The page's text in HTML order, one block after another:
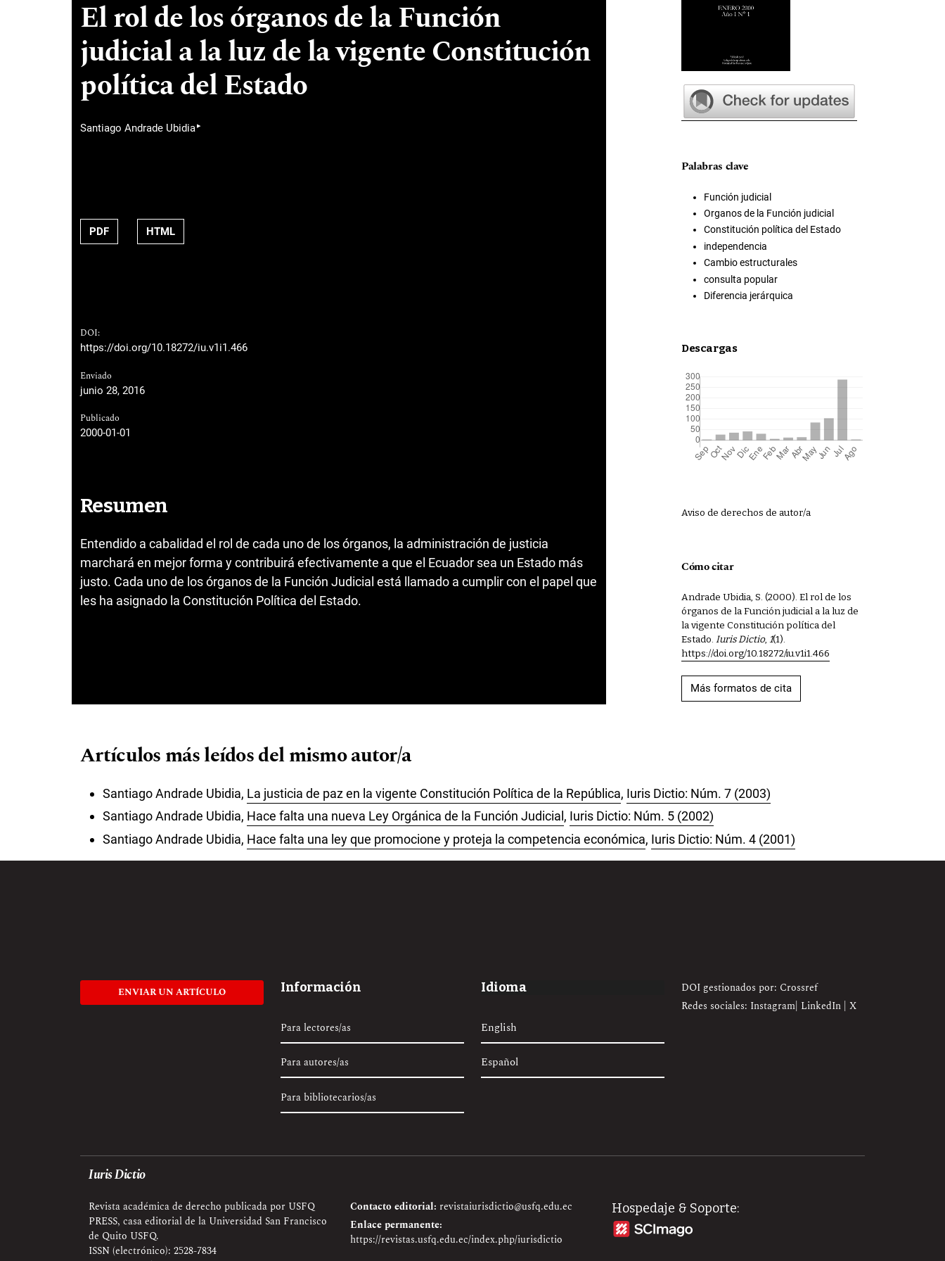
El rol de los órganos de la Función
judicial a la luz de la vigente Constitución
política del Estado
Santiago Andrade Ubidia▸
PDF HTML
DOI:
https://doi.org/10.18272/iu.v1i1.466
Enviado
junio 28, 2016
Publicado
2000-01-01
Resumen
Entendido a cabalidad el rol de cada uno de los órganos, la administración de justicia
marchará en mejor forma y contribuirá efectivamente a que el Ecuador sea un Estado más
justo. Cada uno de los órganos de la Función Judicial está llamado a cumplir con el papel que
les ha asignado la Constitución Política del Estado.
Palabras clave
Función judicial
Organos de la Función judicial
Constitución política del Estado
independencia
Cambio estructurales
consulta popular
Diferencia jerárquica
Descargas
Aviso de derechos de autor/a
Cómo citar
Andrade Ubidia, S. (2000). El rol de los
órganos de la Función judicial a la luz de
la vigente Constitución política del
Estado. Iuris Dictio, 1(1).
https://doi.org/10.18272/iu.v1i1.466
Más formatos de cita
Artículos más leídos del mismo autor/a
Santiago Andrade Ubidia, La justicia de paz en la vigente Constitución Política de la República, Iuris Dictio: Núm. 7 (2003)
Santiago Andrade Ubidia, Hace falta una nueva Ley Orgánica de la Función Judicial , Iuris Dictio: Núm. 5 (2002)
Santiago Andrade Ubidia, Hace falta una ley que promocione y proteja la competencia económica, Iuris Dictio: Núm. 4 (2001)
ENVIAR UN ARTÍCULO Información
Para lectores/as
Para autores/as
Para bibliotecarios/as
Idioma
English
Español
DOI gestionados por: Crossref
Redes sociales: Instagram LinkedIn X
Iuris Dictio
Revista académica de derecho publicada por USFQ
PRESS, casa editorial de la Universidad San Francisco
de Quito USFQ.
ISSN (electrónico): 2528-7834
Contacto editorial: revistaiurisdictio@usfq.edu.ec
Enlace permanente:
https://revistas.usfq.edu.ec/index.php/iurisdictio
Hospedaje & Soporte: